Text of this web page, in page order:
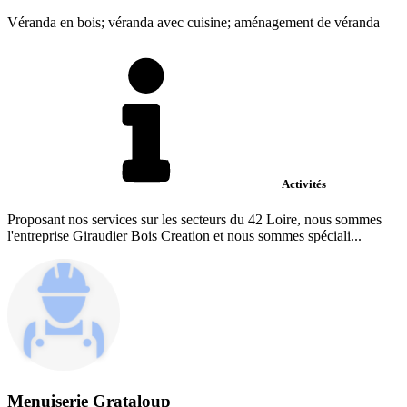
Véranda en bois; véranda avec cuisine; aménagement de véranda
Activités
Proposant nos services sur les secteurs du 42 Loire, nous sommes
l'entreprise Giraudier Bois Creation et nous sommes spéciali...
Menuiserie Grataloup